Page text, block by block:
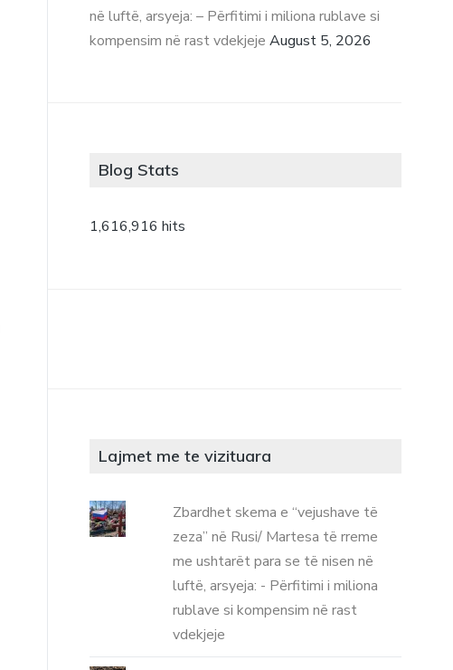
në luftë, arsyeja: – Përfitimi i miliona rublave si
kompensim në rast vdekjeje August 5, 2026
Blog Stats
1,616,916 hits
Lajmet me te vizituara
Zbardhet skema e “vejushave të
zeza” në Rusi/ Martesa të rreme
me ushtarët para se të nisen në
luftë, arsyeja: - Përfitimi i miliona
rublave si kompensim në rast
vdekjeje